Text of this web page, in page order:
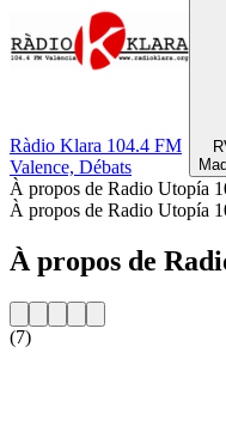
Ràdio Klara 104.4 FM
Valence, Débats
À propos de Radio Utopía
À propos de Radio Utopía
À propos de
(7)